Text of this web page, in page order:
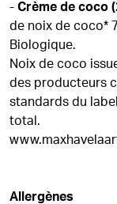
- Crème de coco
de noix de coco*
Biologique.
Noix de coco
des producteurs
standards du
total.
Allergènes